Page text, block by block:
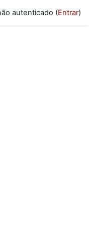
autenticado (Entrar)